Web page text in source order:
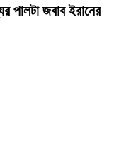
পালটা জবাব ইরানের